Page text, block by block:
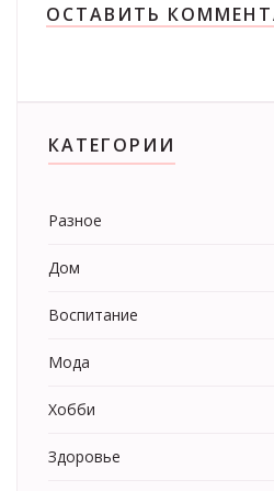
ОСТАВИТЬ
КАТЕГОРИИ
Разное
Дом
Воспитание
Мода
Хобби
Здоровье